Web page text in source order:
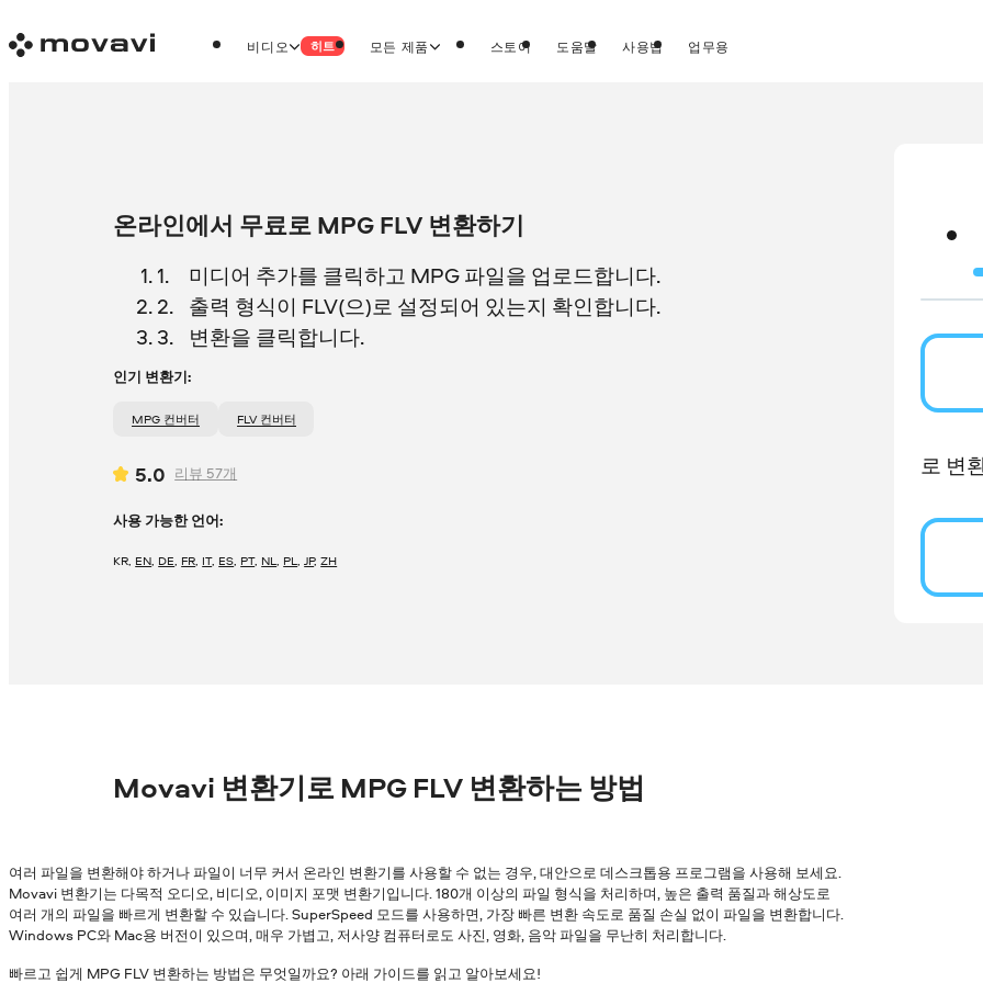
비디오 히트 모든 제품 스토어 도움말 사용법 업무용
온라인에서 무료로 MPG FLV 변환하기
미디어 추가를 클릭하고 MPG 파일을 업로드합니다.
출력 형식이 FLV(으)로 설정되어 있는지 확인합니다.
변환을 클릭합니다.
인기 변환기:
MPG 컨버터 FLV 컨버터
5.0 리뷰 57개
사용 가능한 언어:
KR, EN, DE, FR, IT, ES, PT, NL, PL,JP,ZH
로 변
Movavi 변환기로 MPG FLV 변환하는 방법
여러 파일을 변환해야 하거나 파일이 너무 커서 온라인 변환기를 사용할 수 없는 경우, 대안으로 데스크톱용 프로그램을 사용해 보세요.
Movavi 변환기는 다목적 오디오, 비디오, 이미지 포맷 변환기입니다. 180개 이상의 파일 형식을 처리하며, 높은 출력 품질과 해상도로
여러 개의 파일을 빠르게 변환할 수 있습니다. SuperSpeed 모드를 사용하면, 가장 빠른 변환 속도로 품질 손실 없이 파일을 변환합니다.
Windows PC와 Mac용 버전이 있으며, 매우 가볍고, 저사양 컴퓨터로도 사진, 영화, 음악 파일을 무난히 처리합니다.
빠르고 쉽게 MPG FLV 변환하는 방법은 무엇일까요? 아래 가이드를 읽고 알아보세요!